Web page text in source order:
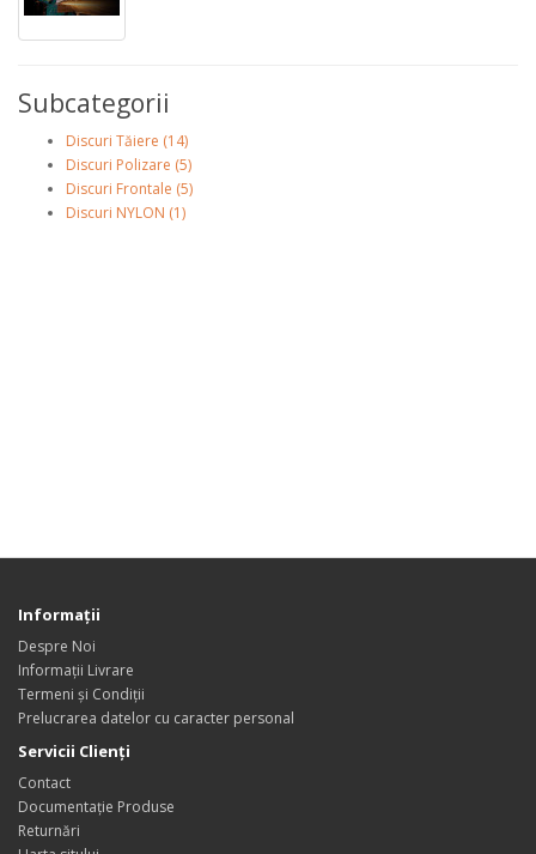
Subcategorii
Discuri Tăiere (14)
Discuri Polizare (5)
Discuri Frontale (5)
Discuri NYLON (1)
Informaţii
Despre Noi
Informații Livrare
Termeni și Condiții
Prelucrarea datelor cu caracter personal
Servicii Clienţi
Contact
Documentație Produse
Returnări